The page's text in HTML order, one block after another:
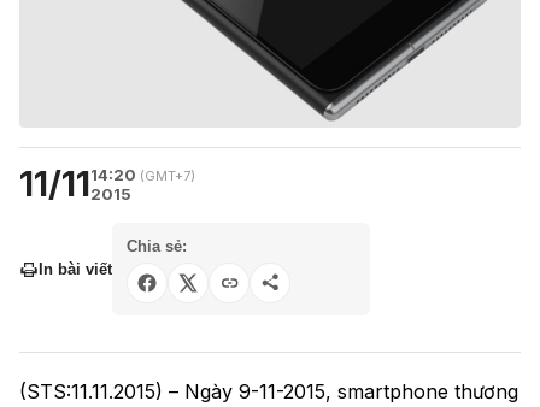
11/1114:20 (GMT+7)
2015
In bài viết
Chia sẻ:
(STS:11.11.2015) – Ngày 9-11-2015, smartphone thương